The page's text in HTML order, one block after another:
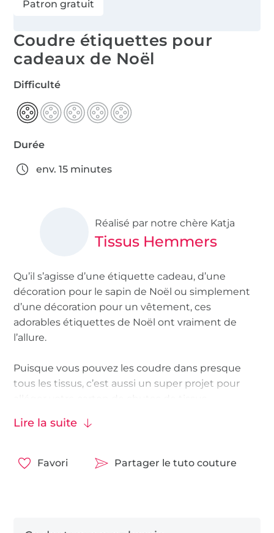
Patron gratuit
Coudre étiquettes pour
cadeaux de Noël
Difficulté
Durée
env. 15 minutes
Réalisé par notre chère Katja
Tissus Hemmers
Qu’il s’agisse d’une étiquette cadeau, d’une
décoration pour le sapin de Noël ou simplement
d’une décoration pour un vêtement, ces
adorables étiquettes de Noël ont vraiment de
l’allure.
Puisque vous pouvez les coudre dans presque
tous les tissus, c’est aussi un super projet pour
Tout ce dont vous avez besoin, c’est d’un peu de
Lire la suite
Favori Partager le tuto couture